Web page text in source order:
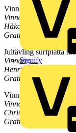
Signify
Vinn en hög Triss
Vinnare:
Håkan Malmberg
Grattis!
Jultävling surfplatta
Vinnare:
Henrik Westin
Grattis!
Vinn ett eget
Vinnare:
Christer Arnell
Grattis!